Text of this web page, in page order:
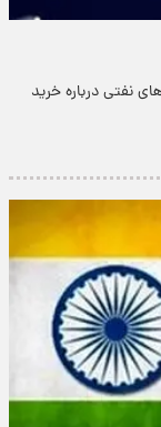
نفتی درباره خرید